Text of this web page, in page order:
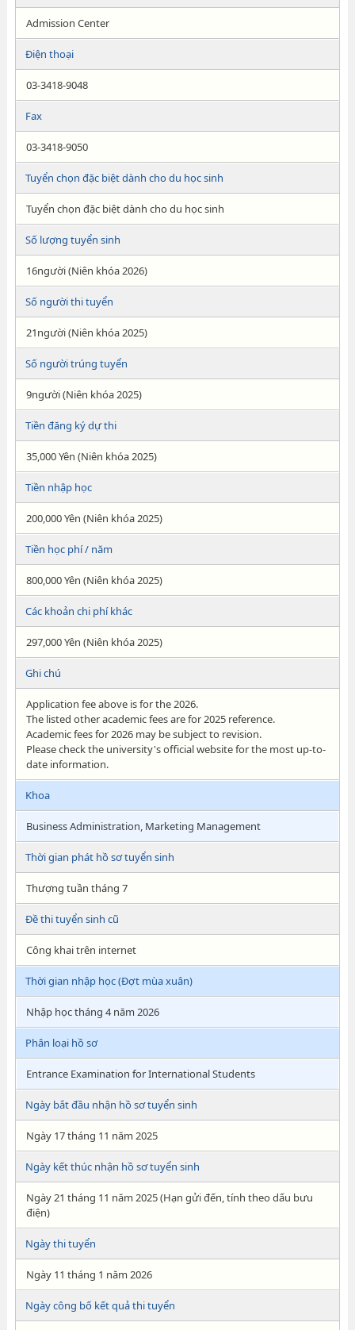
Admission Center
Điện thoại
03-3418-9048
Fax
03-3418-9050
Tuyển chọn đặc biệt dành cho du học sinh
Tuyển chọn đặc biệt dành cho du học sinh
Số lượng tuyển sinh
16người (Niên khóa 2026)
Số người thi tuyển
21người (Niên khóa 2025)
Số người trúng tuyển
9người (Niên khóa 2025)
Tiền đăng ký dự thi
35,000 Yên (Niên khóa 2025)
Tiền nhập học
200,000 Yên (Niên khóa 2025)
Tiền học phí / năm
800,000 Yên (Niên khóa 2025)
Các khoản chi phí khác
297,000 Yên (Niên khóa 2025)
Ghi chú
Application fee above is for the 2026.
The listed other academic fees are for 2025 reference.
Academic fees for 2026 may be subject to revision.
Please check the university's official website for the most up-to-
date information.
Khoa
Business Administration, Marketing Management
Thời gian phát hồ sơ tuyển sinh
Thượng tuần tháng 7
Đề thi tuyển sinh cũ
Công khai trên internet
Thời gian nhập học (Đợt mùa xuân)
Nhập học tháng 4 năm 2026
Phân loại hồ sơ
Entrance Examination for International Students
Ngày bắt đầu nhận hồ sơ tuyển sinh
Ngày 17 tháng 11 năm 2025
Ngày kết thúc nhận hồ sơ tuyển sinh
Ngày 21 tháng 11 năm 2025 (Hạn gửi đến, tính theo dấu bưu
điện)
Ngày thi tuyển
Ngày 11 tháng 1 năm 2026
Ngày công bố kết quả thi tuyển